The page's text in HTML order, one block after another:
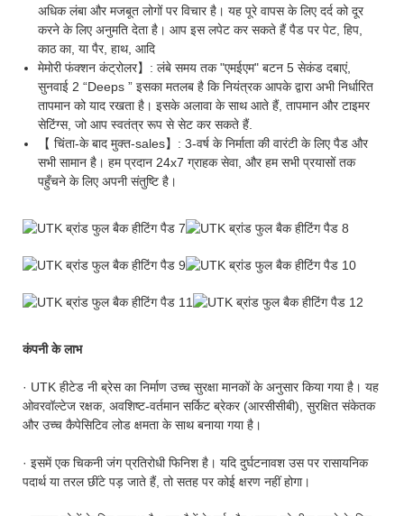
अधिक लंबा और मजबूत लोगों पर विचार है। यह पूरे वापस के लिए दर्द को दूर
करने के लिए अनुमति देता है। आप इस लपेट कर सकते हैं पैड पर पेट, हिप,
काठ का, या पैर, हाथ, आदि
मेमोरी फंक्शन कंट्रोलर】: लंबे समय तक "एमईएम" बटन 5 सेकंड दबाएं,
सुनवाई 2 “Deeps ” इसका मतलब है कि नियंत्रक आपके द्वारा अभी निर्धारित
तापमान को याद रखता है। इसके अलावा के साथ आते हैं, तापमान और टाइमर
सेटिंग्स, जो आप स्वतंत्र रूप से सेट कर सकते हैं.
【 चिंता-के बाद मुक्त-sales】: 3-वर्ष के निर्माता की वारंटी के लिए पैड और
सभी सामान है। हम प्रदान 24x7 ग्राहक सेवा, और हम सभी प्रयासों तक
पहुँचने के लिए अपनी संतुष्टि है।
कंपनी के लाभ
· UTK हीटेड नी ब्रेस का निर्माण उच्च सुरक्षा मानकों के अनुसार किया गया है। यह
ओवरवॉल्टेज रक्षक, अवशिष्ट-वर्तमान सर्किट ब्रेकर (आरसीसीबी), सुरक्षित संकेतक
और उच्च कैपेसिटिव लोड क्षमता के साथ बनाया गया है।
· इसमें एक चिकनी जंग प्रतिरोधी फिनिश है। यदि दुर्घटनावश उस पर रासायनिक
पदार्थ या तरल छींटे पड़ जाते हैं, तो सतह पर कोई क्षरण नहीं होगा।